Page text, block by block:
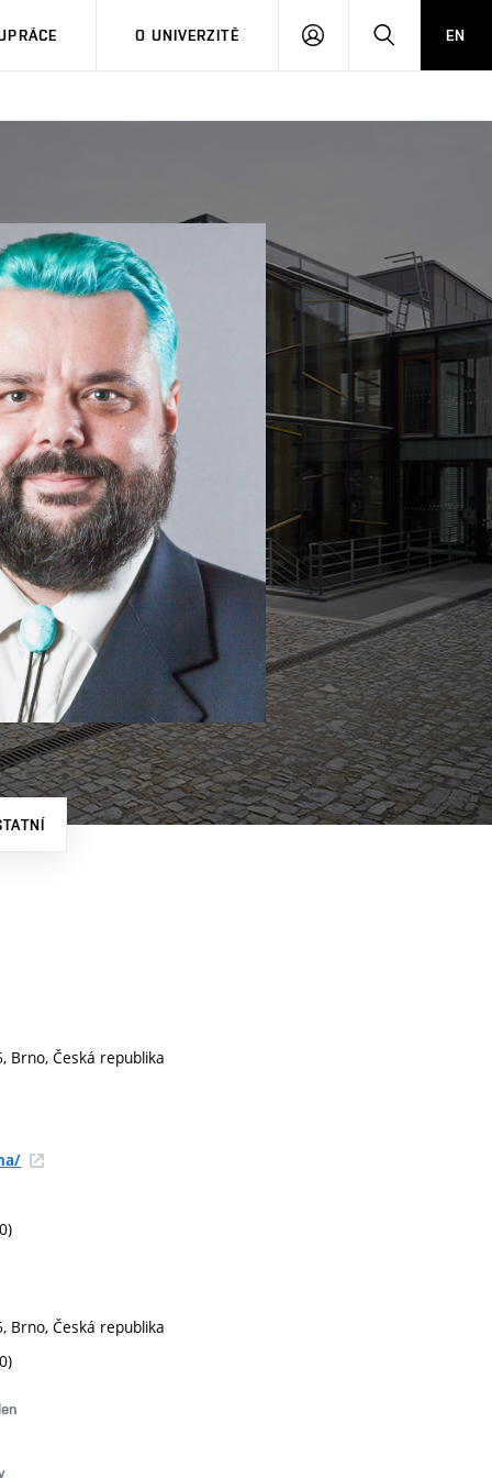
O UNIVERZITĚ
PŘIHLÁSIT HLEDATEN
Brno, Česká republika
Brno, Česká republika